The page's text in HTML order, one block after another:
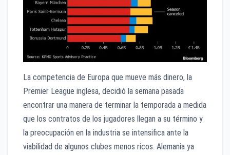
La competencia de Europa que mueve más dinero, la
Premier League inglesa, decidió la semana pasada
encontrar una manera de terminar la temporada a medida
que los contratos de los jugadores llegan a su término y
la preocupación en la industria se intensifica ante la
viabilidad de algunos clubes menos ricos. Alemania ya